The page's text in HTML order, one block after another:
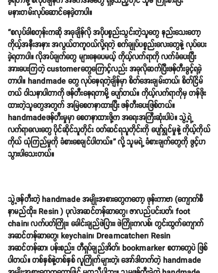
မနားတမ်းလုပ်ဆောင်နေခဲ့တာပါ။
“စလုပ်ခါစတုန်းကဆို အခုချိန်လို အပိုပစ္စည်းသွင်းတဲ့သူတွေ နည်းသေးတော့
ကိုယ့်အနီးအနား အလွယ်တကူဝယ်လို့ရတဲ့ စက်ချုပ်ပစ္စည်းလေးတွေနဲ့ လုပ်ပေး
ခဲ့ရတာပါ။ လိုအပ်ချက်တွေ များနေပေမယ့် ကိုယ့်လက်ရာကို လက်ခံပေးပြီး
အားပေးကြတဲ့ customerတွေကြောင့်လည်း အခုလိုဆက်ပြီးဖန်တီးခွင့်ရခဲ့
တာပါ။ handmade တွေ လုပ်နေရတဲ့ချိန်မှာ စိတ်အေးချမ်းတယ်၊ စိတ်ငြိမ်
တယ် ဝါသနာပါတာကို ဖန်တီးနေရတာမို့ ပျော်တယ်။ ကိုယ့်လက်ရာကိုမှ တန်ဖိုး
ထားတဲ့သူတွေအတွက် အမြဲစေတနာထားပြီး ဖန်တီးပေးဖြစ်တယ်။
handmadeဖန်တီးမှုမှာ စေတနာထားဖို့က အရေးအကြီးဆုံးပါပဲ။ သွဲ့ရဲ့
လက်ရာလေးတွေ ပိုင်ဆိုင်သူတိုင်း ဝတ်ဆင်ရသူတိုင်းကို ပျော်ရွှင်မှုနဲ့ ကိုယ့်ကိုယ်
ကိုယ် ယုံကြည်မှုကို ခံစားစေချင်ပါတယ်။” လို့ သူမရဲ့ ခံစားချက်တွေကို ဖွင့်ဟ
သွားပါသေးတယ်။
သွဲ့ဖန်တီးတဲ့ handmade အမျိုးအစားတွေကတော့ ဖုန်းကာဗာ (ကျောက်စီ
နာမည်ထိုး၊ Resin ) ပုလဲအဆင်တန်ဆာတွေ၊ ဇာလည်ပင်းပတ်၊ foot
chain၊ လက်ပတ်ကြိုး၊ ခေါင်းချည်ဖဲပြား၊ ဖဲကြိုးကလစ်၊ တွင်းထွက်ကျောက်
အဆင်တန်ဆာတွေ၊ keychain၊ Dreamcatcher၊ Resin
အဆင်တန်ဆာ၊ ပန်းစည်း၊ တီရှပ်ချည်အိတ်၊ bookmarker စတာတွေပဲ ဖြစ်
ပါတယ်။ တစ်နှစ်နဲ့တစ်နှစ် လူကြိုက်များတဲ့၊ အော်ဒါတက်တဲ့ handmade